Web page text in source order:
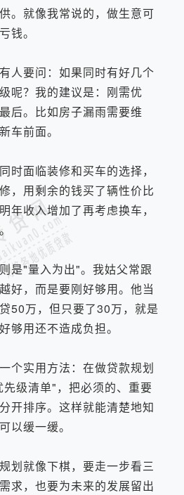
。就像我常说的，做生意可
钱。
要问：如果同时有好几个
呢？我的建议是：刚需优
后。比如房子漏雨需要维
车前面。
面临装修和买车的选择，
，用剩余的钱买了辆性价比
年收入增加了再考虑换车，
"量入为出"。我姑父常跟
好，而是要刚好够用。他当
50万，但只要了30万，就是
够用还不造成负担。
实用方法：在做贷款规划
级清单"，把必须的、重要
开排序。这样就能清楚地知
以缓一缓。
就像下棋，要走一步看三
求，也要为未来的发展留出